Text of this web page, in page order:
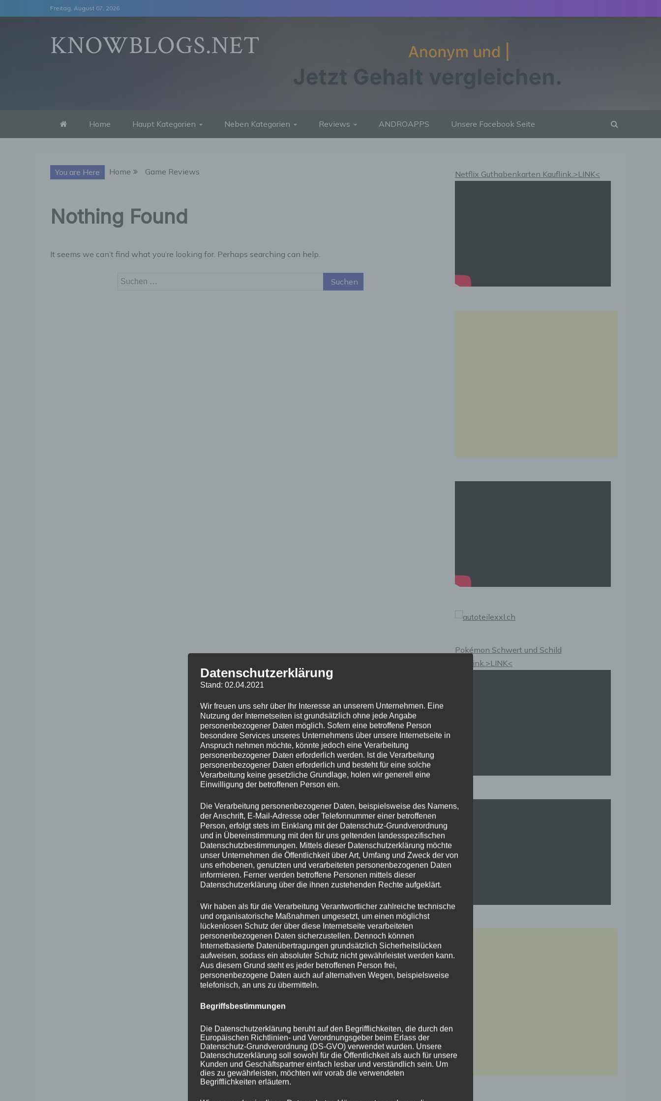
to
Freitag, August 07, 2026
KNOWBLOGS.NET
Home Haupt Kategorien Neben Kategorien Reviews ANDROAPPS Unsere Facebook Seite
You are Here Home Game Reviews
Nothing Found
It seems we can’t find what you’re looking for. Perhaps searching can help.
Suchen
Netflix Guthabenkarten Kauflink.>LINK<
Pokémon Schwert und Schild
Kauflink.>LINK<
Datenschutzerklärung
Stand: 02.04.2021
Wir freuen uns sehr über Ihr Interesse an unserem Unternehmen. Eine
Nutzung der Internetseiten ist grundsätzlich ohne jede Angabe
personenbezogener Daten möglich. Sofern eine betroffene Person
besondere Services unseres Unternehmens über unsere Internetseite in
Anspruch nehmen möchte, könnte jedoch eine Verarbeitung
personenbezogener Daten erforderlich werden. Ist die Verarbeitung
personenbezogener Daten erforderlich und besteht für eine solche
Verarbeitung keine gesetzliche Grundlage, holen wir generell eine
Einwilligung der betroffenen Person ein.
Die Verarbeitung personenbezogener Daten, beispielsweise des Namens,
der Anschrift, E-Mail-Adresse oder Telefonnummer einer betroffenen
Person, erfolgt stets im Einklang mit der Datenschutz-Grundverordnung
und in Übereinstimmung mit den für uns geltenden landesspezifischen
Datenschutzbestimmungen. Mittels dieser Datenschutzerklärung möchte
unser Unternehmen die Öffentlichkeit über Art, Umfang und Zweck der von
uns erhobenen, genutzten und verarbeiteten personenbezogenen Daten
informieren. Ferner werden betroffene Personen mittels dieser
Datenschutzerklärung über die ihnen zustehenden Rechte aufgeklärt.
Wir haben als für die Verarbeitung Verantwortlicher zahlreiche technische
und organisatorische Maßnahmen umgesetzt, um einen möglichst
lückenlosen Schutz der über diese Internetseite verarbeiteten
personenbezogenen Daten sicherzustellen. Dennoch können
Internetbasierte Datenübertragungen grundsätzlich Sicherheitslücken
aufweisen, sodass ein absoluter Schutz nicht gewährleistet werden kann.
Aus diesem Grund steht es jeder betroffenen Person frei,
personenbezogene Daten auch auf alternativen Wegen, beispielsweise
telefonisch, an uns zu übermitteln.
Begriffsbestimmungen
Die Datenschutzerklärung beruht auf den Begrifflichkeiten, die durch den
Europäischen Richtlinien- und Verordnungsgeber beim Erlass der
Datenschutz-Grundverordnung (DS-GVO) verwendet wurden. Unsere
Datenschutzerklärung soll sowohl für die Öffentlichkeit als auch für unsere
Kunden und Geschäftspartner einfach lesbar und verständlich sein. Um
dies zu gewährleisten, möchten wir vorab die verwendeten
Begrifflichkeiten erläutern.